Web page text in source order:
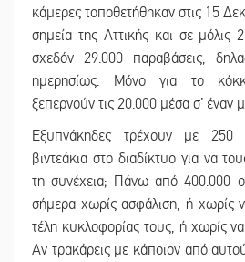
κάμερες τοποθετήθηκαν στις 15
σημεία της Αττικής και σε μόλις
σχεδόν 29.000 παραβάσεις,
ημερησίως. Μόνο για το
ξεπερνούν τις 20.000 μέσα σ’ έναν
Εξυπνάκηδες τρέχουν με 250
βιντεάκια στο διαδίκτυο για να
τη συνέχεια; Πάνω από 400.000
σήμερα χωρίς ασφάλιση, ή χωρίς
τέλη κυκλοφορίας τους, ή χωρίς
Αν τρακάρεις με κάποιον από